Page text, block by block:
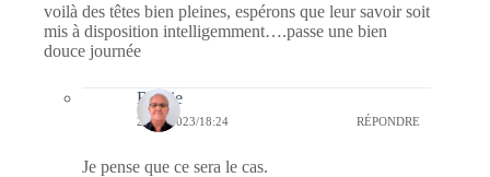
voilà des têtes bien pleines, espérons que leur savoir soit
mis à disposition intelligemment….passe une bien
douce journée
Bernie
27/07/2023/18:24 RÉPONDRE
Je pense que ce sera le cas.